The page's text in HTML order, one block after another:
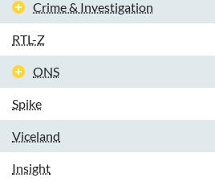
Crime & Investigation
RTL-Z
ONS
Spike
Viceland
Insight